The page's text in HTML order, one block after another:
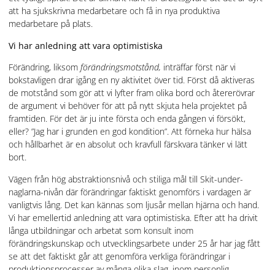
att ha sjukskrivna medarbetare och få in nya produktiva
medarbetare på plats.
Vi har anledning att vara optimistiska
Förändring, liksomförändringsmotstånd, inträffar först när vi
bokstavligen drar igång en ny aktivitet över tid. Först då aktiveras
de motstånd som gör att vi lyfter fram olika bord och återerövrar
de argument vi behöver för att på nytt skjuta hela projektet på
framtiden. För det är ju inte första och enda gången vi försökt,
eller? ”Jag har i grunden en god kondition”. Att förneka hur hälsa
och hållbarhet är en absolut och kravfull färskvara tänker vi lätt
bort.
Vägen från hög abstraktionsnivå och stiliga mål till Skit-under-
naglarna-nivån där förändringar faktiskt genomförs i vardagen är
vanligtvis lång. Det kan kännas som ljusår mellan hjärna och hand.
Vi har emellertid anledning att vara optimistiska. Efter att ha drivit
långa utbildningar och arbetat som konsult inom
förändringskunskap och utvecklingsarbete under 25 år har jag fått
se att det faktiskt går att genomföra verkliga förändringar i